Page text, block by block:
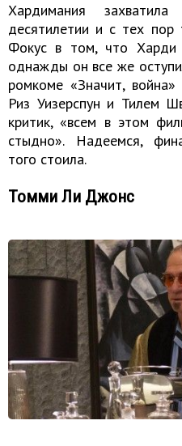
Хардимания
десятилетии и с тех пор
Фокус в том, что Харди
однажды он все же
ромкоме «Значит,
Риз Уизерспун и Тилем
критик, «всем в этом
стыдно». Надеемся,
того стоила.
Томми Ли Джонс